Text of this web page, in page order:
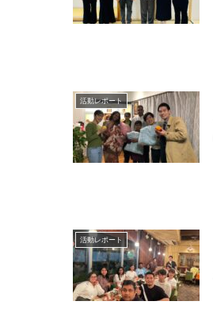
活動レポート
活動レポート